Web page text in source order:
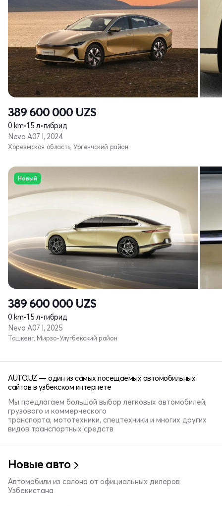
389 600 000 UZS
0 km•1.5 л•гибрид
Nevo A07 I, 2024
Хорезмская область, Ургенчский район
Новый
389 600 000 UZS
0 km•1.5 л•гибрид
Nevo A07 I, 2025
Ташкент, Мирзо-Улугбекский район
AUTO.UZ — один из самых посещаемых автомобильных
сайтов в узбекском интернете
Мы предлагаем большой выбор легковых автомобилей,
грузового и коммерческого
транспорта, мототехники, спецтехники и многих других
видов транспортных средств
Новые авто
Автомобили из салона от официальных дилеров
Узбекистана